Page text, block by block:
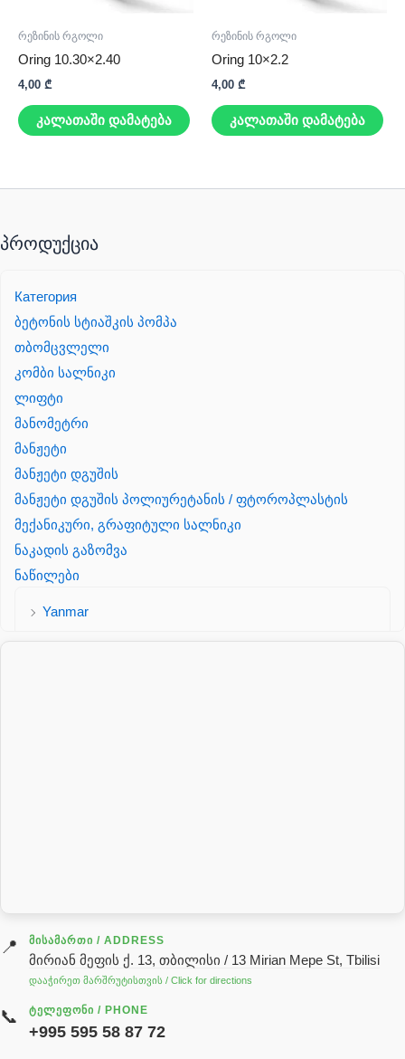
რეზინის რგოლი
Oring 10.30×2.40
4,00 ₾
კალათაში დამატება
რეზინის რგოლი
Oring 10×2.2
4,00 ₾
კალათაში დამატება
პროდუქცია
Категория
ბეტონის სტიაშკის პომპა
თბომცვლელი
კომბი სალნიკი
ლიფტი
მანომეტრი
მანჟეტი
მანჟეტი დგუშის
მანჟეტი დგუშის პოლიურეტანის / ფტოროპლასტის
მექანიკური, გრაფიტული სალნიკი
ნაკადის გაზომვა
ნაწილები
Yanmar
გადაცემათა კოლოფის ზეთი( კარობკის ზეთი)
ძრავის ზეთი
ჰიდრავლიკის ზეთი
реек
📍 ᲛᲘᲡᲐᲛᲐᲠᲗᲘ / ADDRESS
მირიან მეფის ქ. 13, თბილისი / 13 Mirian Mepe St, Tbilisi
დააჭირეთ მარშრუტისთვის / Click for directions
📞 ᲢᲔᲚᲔᲤᲝᲜᲘ / PHONE
+995 595 58 87 72